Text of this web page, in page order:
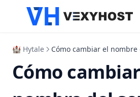
🏰 Hytale Cómo cambiar el
Cómo